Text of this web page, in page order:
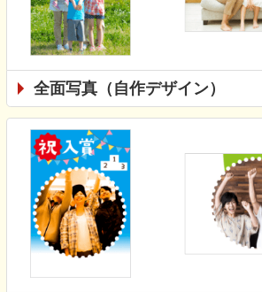
全面写真（自作デザイン）